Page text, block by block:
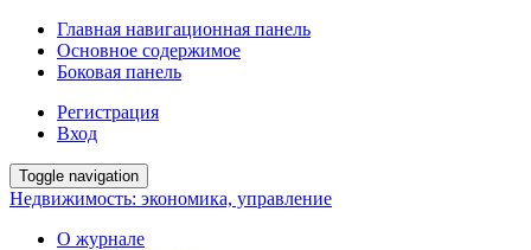
Главная навигационная панель
Основное содержимое
Боковая панель
Регистрация
Вход
Toggle navigation
Недвижимость: экономика, управление
О журнале